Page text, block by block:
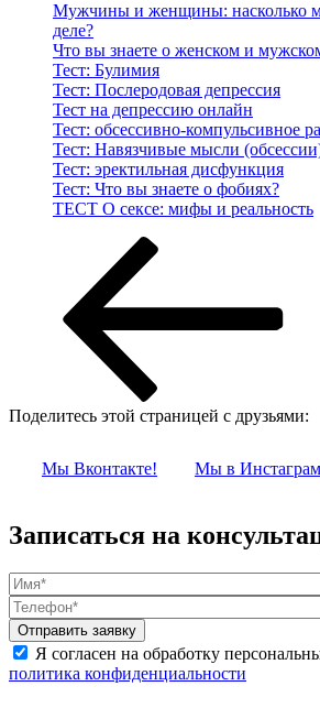
Мужчины и женщины: насколько
деле?
Что вы знаете о женском и
Тест: Булимия
Тест: Послеродовая депрессия
Тест на депрессию онлайн
Тест: обсессивно-компульсивное
Тест: Навязчивые мысли
Тест: эректильная дисфункция
Тест: Что вы знаете о фобиях?
ТЕСТ О сексе: мифы и реальность
Навигация
записям
Поделитесь этой страницей с друзьями:
Мы Вконтакте! Мы в
Записаться на
Я согласен на обработку
политика конфиденциальности